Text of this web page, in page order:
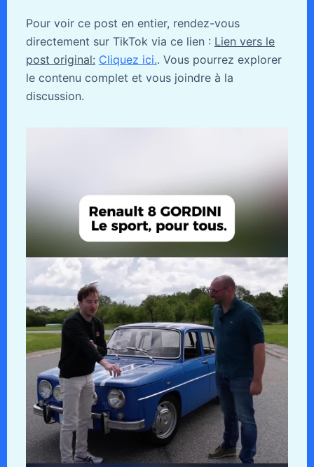
Pour voir ce post en entier, rendez-vous
directement sur TikTok via ce lien : Lien vers le
post original: Cliquez ici.. Vous pourrez explorer
le contenu complet et vous joindre à la
discussion.